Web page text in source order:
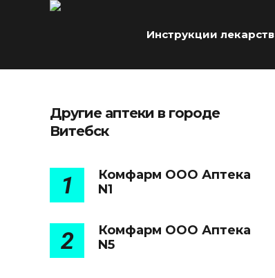
Инструкции лекарств
Другие аптеки в городе
Витебск
1
Комфарм ООО Аптека
N1
2
Комфарм ООО Аптека
N5